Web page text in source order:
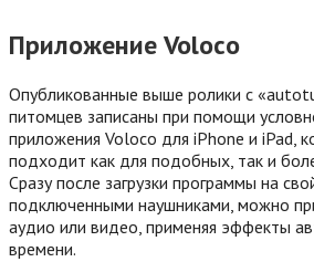
Приложение Voloco
Опубликованные выше ролики с
питомцев записаны при помощи
приложения Voloco для iPhone и iPad,
подходит как для подобных, так и
Сразу после загрузки программы на
подключенными наушниками, можно
аудио или видео, применяя эффекты
времени.